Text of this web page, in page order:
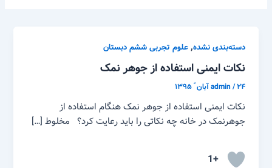
دسته‌بندی نشده,علوم تجربی ششم دبستان
نکات ایمنی استفاده از جوهر نمک
admin/۲۴ آبان ّ ۱۳۹۵
نکات ایمنی استفاده از جوهر نمک هنگام استفاده از
جوهرنمک در خانه چه نکاتی را باید رعایت کرد؟ مخلوط […]
+1